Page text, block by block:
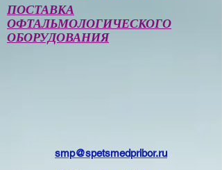
ПОСТАВКА
ОФТАЛЬМОЛОГИЧЕСКОГО
ОБОРУДОВАНИЯ
smp@spetsmedpribor.ru